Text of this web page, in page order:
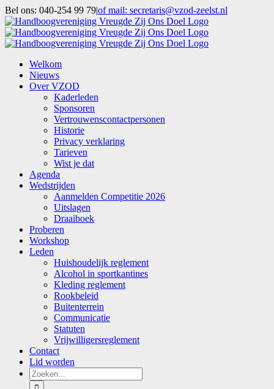
Ga
naar
inhoud
Bel ons: 040-254 99 79|of mail: secretaris@vzod-zeelst.nl
Facebook
Welkom
Nieuws
Over VZOD
Kaderleden
Sponsoren
Vertrouwenscontactpersonen
Historie
Privacy verklaring
Tarieven
Wist je dat
Agenda
Wedstrijden
Aanmelden Competitie 2026
Uitslagen
Draaiboek
Proberen
Workshop
Leden
Huishoudelijk reglement
Alcohol in sportkantines
Kleding reglement
Rookbeleid
Buitenterrein
Communicatie
Statuten
Vrijwilligersreglement
Contact
Lid worden
Zoeken
naar: